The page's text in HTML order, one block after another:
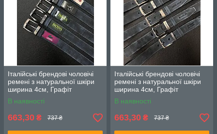
Італійські брендові чоловічі
ремені з натуральної шкіри
ширина 4см, Графіт
В наявності
663,30 ₴ 737 ₴
Італійські брендові чоловічі
ремені з натуральної шкіри
ширина 4см, Графіт
В наявності
663,30 ₴ 737 ₴